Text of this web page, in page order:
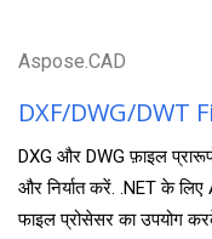
Aspose.CAD
DXF/DWG/DWT
DXG और DWG फ़ाइल
और निर्यात करें. .NET के
फाइल प्रोसेसर का उपयोग